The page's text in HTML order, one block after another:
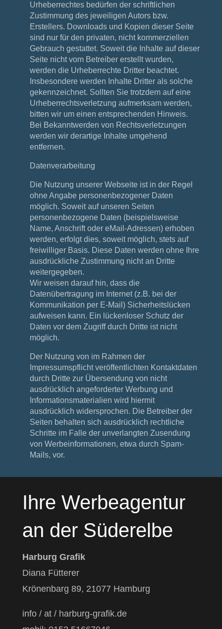
Urheberrechtes bedürfen der schriftlichen
Zustimmung des jeweiligen Autors bzw.
Erstellers. Downloads und Kopien dieser Seite
sind nur für den privaten, nicht kommerziellen
Gebrauch gestattet. Soweit die Inhalte auf dieser
Seite nicht vom Betreiber erstellt wurden,
werden die Urheberrechte Dritter beachtet.
Insbesondere werden Inhalte Dritter als solche
gekennzeichnet. Sollten Sie trotzdem auf eine
Urheberrechtsverletzung aufmerksam werden,
bitten wir um einen entsprechenden Hinweis.
Bei Bekanntwerden von Rechtsverletzungen
werden wir derartige Inhalte umgehend
entfernen.
Datenverarbeitung
Die Nutzung unserer Webseite ist in der Regel
ohne Angabe personenbezogener Daten
möglich. Soweit auf unseren Seiten
personenbezogene Daten (beispielsweise
Name, Anschrift oder eMail-Adressen) erhoben
werden, erfolgt dies, soweit möglich, stets auf
freiwilliger Basis. Diese Daten werden ohne Ihre
ausdrückliche Zustimmung nicht an Dritte
weitergegeben.
Wir weisen darauf hin, dass die
Datenübertragung im Internet (z.B. bei der
Kommunikation per E-Mail) Sicherheitslücken
aufweisen kann. Ein lückenloser Schutz der
Daten vor dem Zugriff durch Dritte ist nicht
möglich.
Der Nutzung von im Rahmen der
Impressumspflicht veröffentlichten Kontaktdaten
durch Dritte zur Übersendung von nicht
ausdrücklich angeforderter Werbung und
Informationsmaterialien wird hiermit
ausdrücklich widersprochen. Die Betreiber der
Seiten behalten sich ausdrücklich rechtliche
Schritte im Falle der unverlangten Zusendung
von Werbeinformationen, etwa durch Spam-
Mails, vor.
Ihre Werbeagentur
an der Süderelbe
Harburg Grafik
Diana Fütterer
Krönenbarg 89, 21077 Hamburg
info / at / harburg-grafik.de